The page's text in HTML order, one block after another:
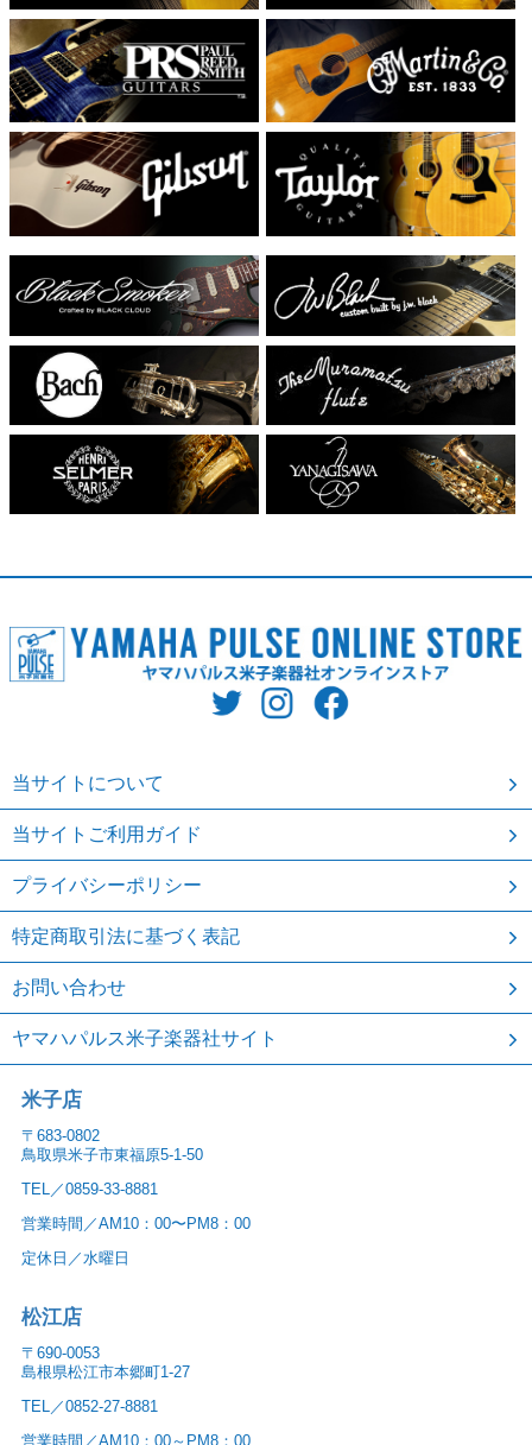
当サイトについて
当サイトご利用ガイド
プライバシーポリシー
特定商取引法に基づく表記
お問い合わせ
ヤマハパルス米子楽器社サイト
米子店
〒683-0802
鳥取県米子市東福原5-1-50
TEL／0859-33-8881
営業時間／AM10：00〜PM8：00
定休日／水曜日
松江店
〒690-0053
島根県松江市本郷町1-27
TEL／0852-27-8881
営業時間／AM10：00～PM8：00